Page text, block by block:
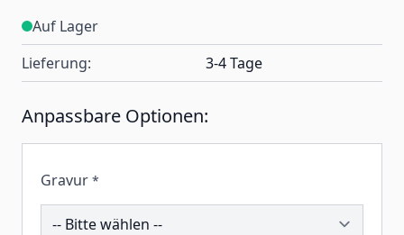
Auf Lager
Lieferung:
3-4 Tage
Anpassbare Optionen:
Gravur *
242835